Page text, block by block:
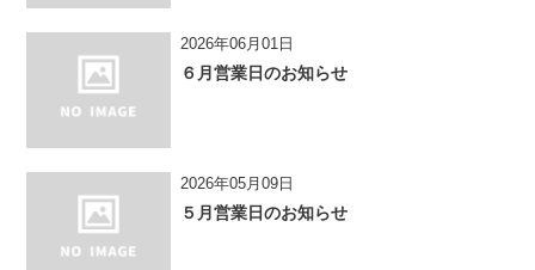
2026年06月01日
６月営業日のお知らせ
2026年05月09日
５月営業日のお知らせ